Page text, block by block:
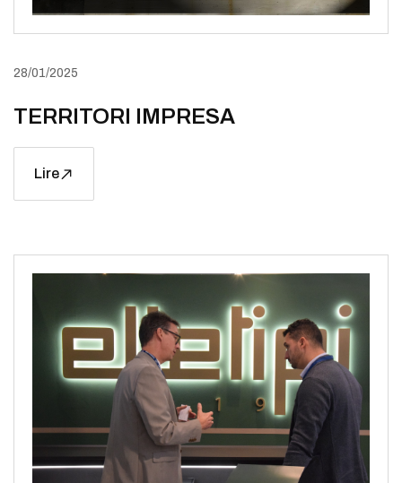
28/01/2025
TERRITORI IMPRESA
Lire